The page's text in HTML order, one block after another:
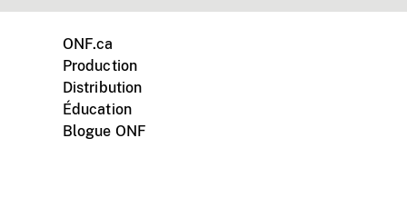
ONF.ca
Production
Distribution
Éducation
Blogue ONF